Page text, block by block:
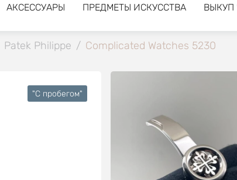
АКСЕССУАРЫ ПРЕДМЕТЫ ИСКУССТВА ВЫКУП
Patek Philippe / Complicated Watches 5230
"C пробегом"